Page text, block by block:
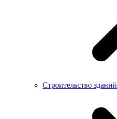
Строительство зданий